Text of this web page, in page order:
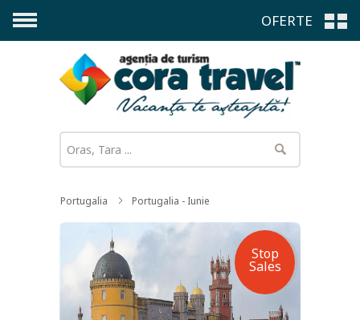
OFERTE
Portugalia Portugalia - Iunie
Stop
Sales